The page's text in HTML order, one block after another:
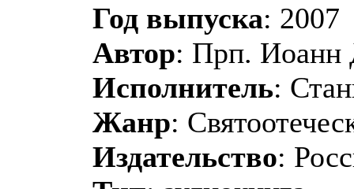
Год выпуска: 2007
Автор: Прп. Иоанн
Исполнитель:
Жанр:
Издательство: